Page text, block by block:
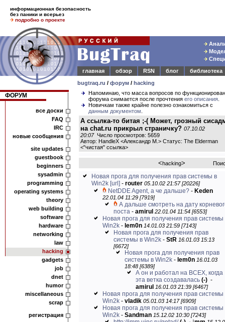
информационная безопасность
без паники и всерьез
подробно о проекте
главная
обзор RSN блог
библиотека
bugtraq.ru / форум / hacking
ФОРУМ
все доски
FAQ
IRC
новые сообщения
site updates
guestbook
beginners
sysadmin
programming
operating systems
theory
web building
software
hardware
networking
law
hacking
gadgets
job
dnet
humor
miscellaneous
scrap
регистрация
Напоминаю, что масса вопросов по
форума снимается после прочтения его описания
Новичкам также крайне полезно ознакомиться с
данным документом
А ссылка-то битая ;-( Может, грозный
на chat.ru прикрыл страничку? 07.10.02
20:07Число просмотров: 5659
Автор: HandleX <Александр М.> Статус: The Elderman
<"чистая" ссылка>
<hacking>
Новая прога для получения прав системы в
Win2k [url] - router 05.10.02 21:57 [20226]
NetDDE Agent, а че дальше? - Keden
22.01.04 11:29 [7919]
А дальше смотреть на дату
поста - amirul 22.01.04 11:54 [6553]
Новая прога для получения прав системы
Win2k - lem0n 14.01.03 21:59 [7143]
Новая прога для получения прав
системы в Win2k - StR 16.01.03 15:13
[6672]
Новая прога для получения прав
системы в Win2k - lem0n 16.01.03
18:48 [6389]
А он и работал на ВСЕХ, когда
эта ветка создавалась (-) -
amirul 16.01.03 21:39 [6467]
Новая прога для получения прав системы
Win2k - vladik 05.01.03 14:17 [6909]
Новая прога для получения прав системы
Win2k - Sandman 15.12.02 10:30 [7243]